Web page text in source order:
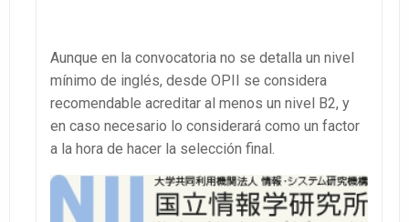
Aunque en la convocatoria no se detalla un nivel
mínimo de inglés, desde OPII se considera
recomendable acreditar al menos un nivel B2, y
en caso necesario lo considerará como un factor
a la hora de hacer la selección final.